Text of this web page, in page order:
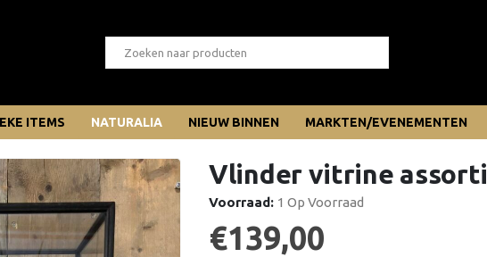
ITEMS NATURALIA NIEUW BINNEN MARKTEN/EVENEMENTEN
Vlinder vitrine assorti
Voorraad: 1 Op Voorraad
€139,00